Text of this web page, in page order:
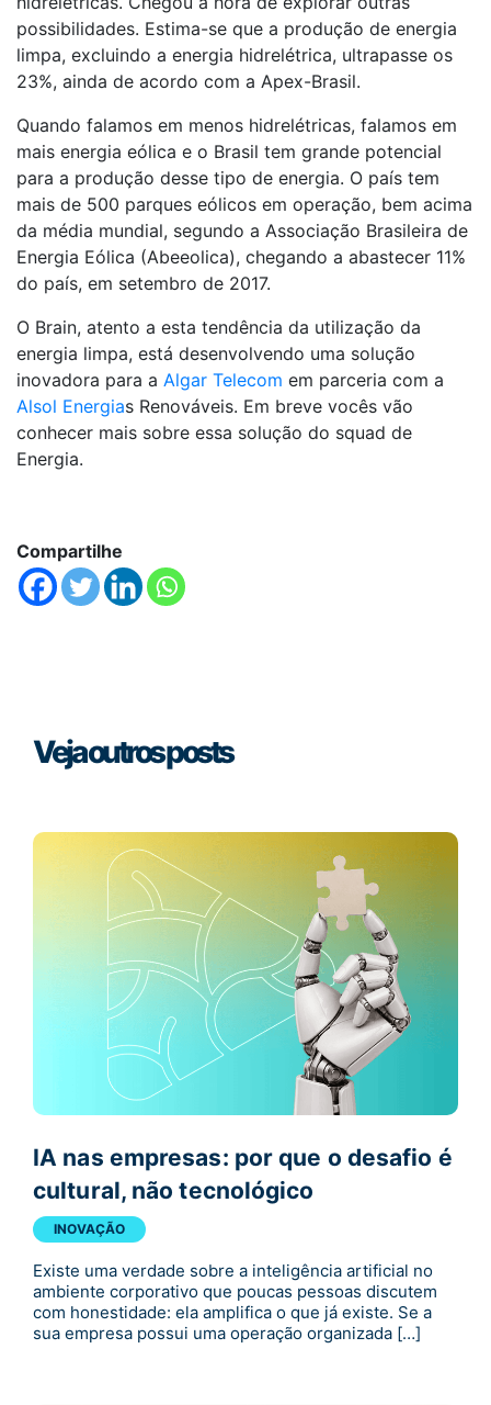
possibilidades. Estima-se que a produção de energia
limpa, excluindo a energia hidrelétrica, ultrapasse os
23%, ainda de acordo com a Apex-Brasil.
Quando falamos em menos hidrelétricas, falamos em
mais energia eólica e o Brasil tem grande potencial
para a produção desse tipo de energia. O país tem
mais de 500 parques eólicos em operação, bem acima
da média mundial, segundo a Associação Brasileira de
Energia Eólica (Abeeolica), chegando a abastecer 11%
do país, em setembro de 2017.
O Brain, atento a esta tendência da utilização da
energia limpa, está desenvolvendo uma solução
inovadora para a Algar Telecom em parceria com a
Alsol Energias Renováveis. Em breve vocês vão
conhecer mais sobre essa solução do squad de
Energia.
Compartilhe
Veja outros posts
IA nas empresas: por que o desafio é
cultural, não tecnológico
INOVAÇÃO
Existe uma verdade sobre a inteligência artificial no
ambiente corporativo que poucas pessoas discutem
com honestidade: ela amplifica o que já existe. Se a
sua empresa possui uma operação organizada […]